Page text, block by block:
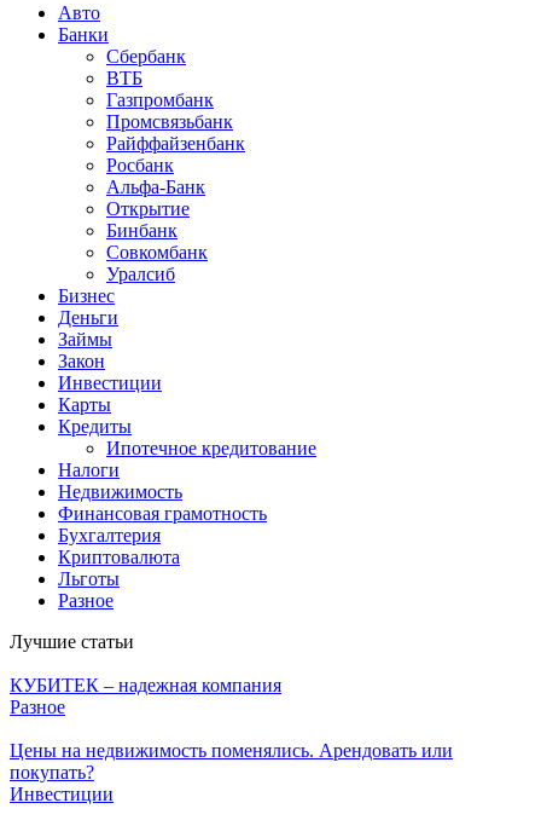
Авто
Банки
Сбербанк
ВТБ
Газпромбанк
Промсвязьбанк
Райффайзенбанк
Росбанк
Альфа-Банк
Открытие
Бинбанк
Совкомбанк
Уралсиб
Бизнес
Деньги
Займы
Закон
Инвестиции
Карты
Кредиты
Ипотечное кредитование
Налоги
Недвижимость
Финансовая грамотность
Бухгалтерия
Криптовалюта
Льготы
Разное
Лучшие статьи
КУБИТЕК – надежная компания
Разное
Цены на недвижимость поменялись. Арендовать или
покупать?
Инвестиции